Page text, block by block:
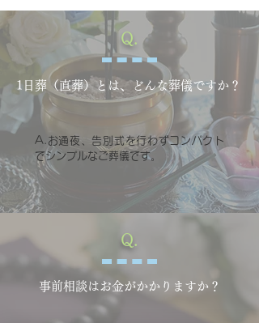
Q.
1日葬（直葬）とは、どんな葬儀ですか？
A.お通夜、告別式を行わずコンパクト
でシンプルなご葬儀です。
Q.
事前相談はお金がかかりますか？